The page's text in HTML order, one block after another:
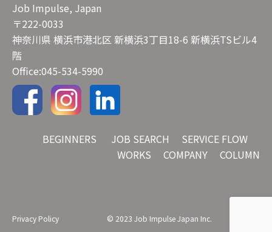
Job Impulse, Japan
〒222-0033
神奈川県 横浜市港北区 新横浜3丁目18-6 新横浜TSビル4
階
Office:045-534-5990
BEGINNERS JOB SEARCH
SERVICE FLOW
WORKS
COMPANY COLUMN
Privacy Policy © 2023 Job Impulse Japan Inc.